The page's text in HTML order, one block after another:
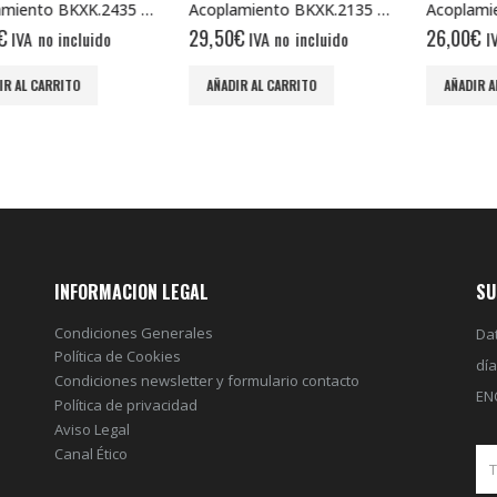
Acoplamiento BKXK.2435 10/10
IVA no incluido
AL CARRITO
Acoplamiento BKXK.2135 8/10
29,50€ IVA no incluido
AÑADIR AL CARRITO
26,00€
AÑADIR
INFORMACION LEGAL
Condiciones Generales
Política de Cookies
Condiciones newsletter y formulario contacto
Política de privacidad
Aviso Legal
Canal Ético